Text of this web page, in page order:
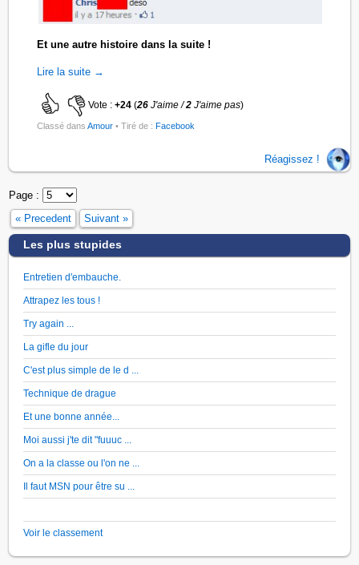
Et une autre histoire dans la suite !
Lire la suite →
Vote :+24 (26J'aime /2 J'aime pas)
Classé dansAmour • Tiré de :Facebook
Réagissez !
Page :
« Precedent
Suivant »
Les plus stupides
Entretien d'embauche.
Attrapez les tous !
Try again ...
La gifle du jour
C'est plus simple de le d ...
Technique de drague
Et une bonne année...
Moi aussi j'te dit "fuuuc ...
On a la classe ou l'on ne ...
Il faut MSN pour être su ...
Voir le classement